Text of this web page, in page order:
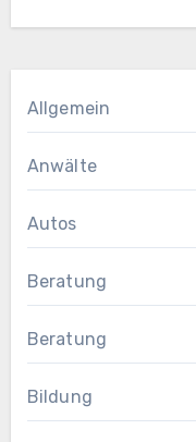
Allgemein
Anwälte
Autos
Beratung
Beratung
Bildung